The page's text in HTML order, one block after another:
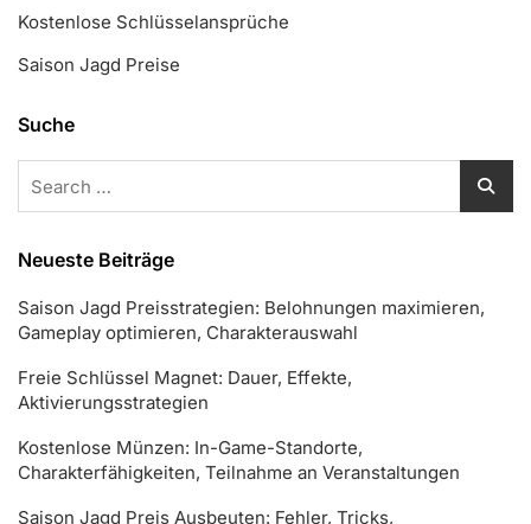
Kostenlose Schlüsselansprüche
Saison Jagd Preise
Suche
Neueste Beiträge
Saison Jagd Preisstrategien: Belohnungen maximieren,
Gameplay optimieren, Charakterauswahl
Freie Schlüssel Magnet: Dauer, Effekte,
Aktivierungsstrategien
Kostenlose Münzen: In-Game-Standorte,
Charakterfähigkeiten, Teilnahme an Veranstaltungen
Saison Jagd Preis Ausbeuten: Fehler, Tricks,